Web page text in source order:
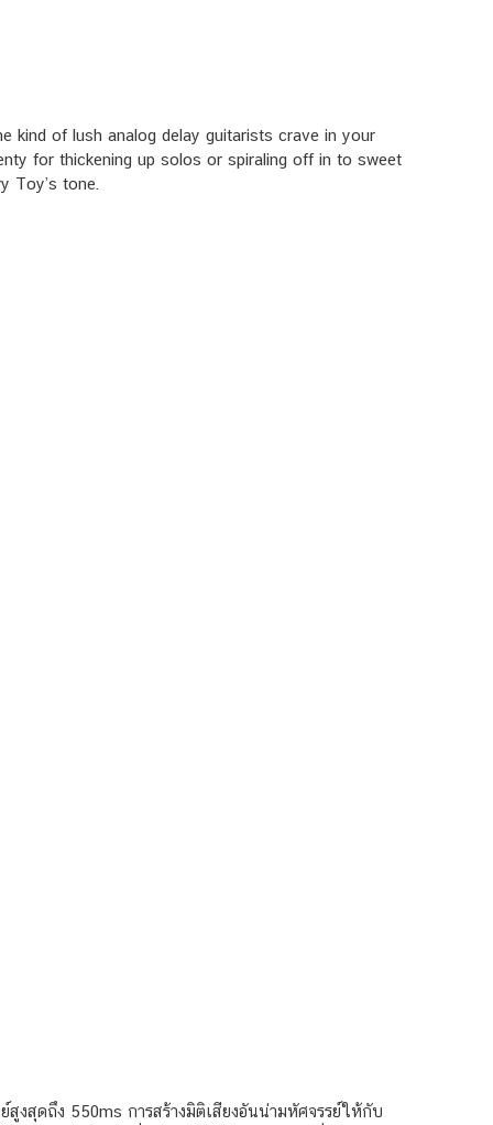
kind of lush analog delay guitarists crave in your
for thickening up solos or spiraling off in to sweet
Toy’s tone.
งสุดถึง 550ms การสร้างมิติเสียงอันน่ามหัศจรรย์ให้กับ